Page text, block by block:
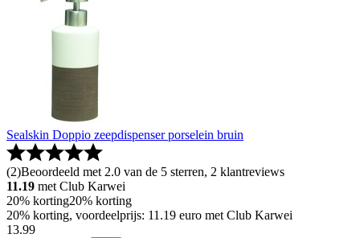
Sealskin Doppio zeepdispenser porselein bruin
(2)Beoordeeld met 2.0 van de 5 sterren, 2 klantreviews
11.19 met Club Karwei
20% korting20% korting
20% korting, voordeelprijs: 11.19 euro met Club Karwei
13.99